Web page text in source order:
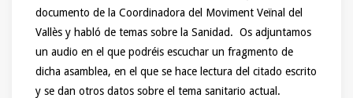
documento de la Coordinadora del Moviment Veïnal del
Vallès y habló de temas sobre la Sanidad. Os adjuntamos
un audio en el que podréis escuchar un fragmento de
dicha asamblea, en el que se hace lectura del citado escrito
y se dan otros datos sobre el tema sanitario actual.